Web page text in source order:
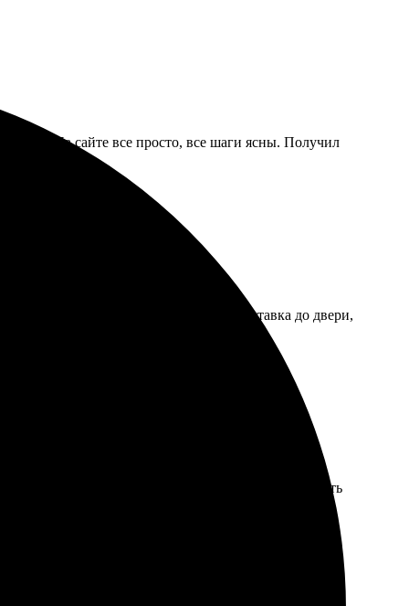
онлайн. На сайте все просто, все шаги ясны. Получил
удивила качество отпечатков. Доставка до двери,
Удобный сайт, легко выбрать размеры и оформить